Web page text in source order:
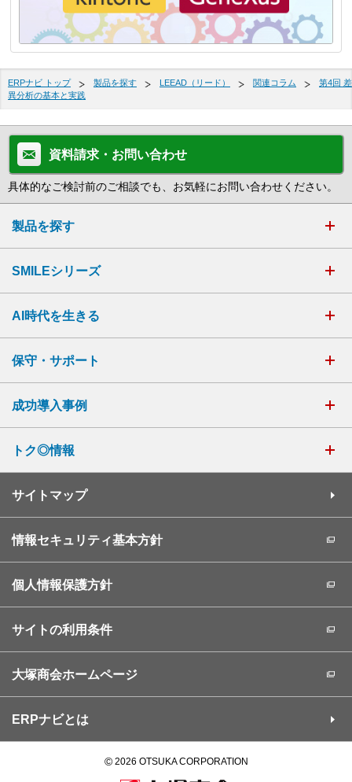
ERPナビ トップ 製品を探す LEEAD（リード） 関連コラム
第4回 差
異分析の基本と実践
資料請求・お問い合わせ
具体的なご検討前のご相談でも、お気軽にお問い合わせください。
製品を探す
SMILEシリーズ
AI時代を生きる
保守・サポート
成功導入事例
トク◎情報
サイトマップ
情報セキュリティ基本方針
個人情報保護方針
サイトの利用条件
大塚商会ホームページ
ERPナビとは
©2026 OTSUKA CORPORATION